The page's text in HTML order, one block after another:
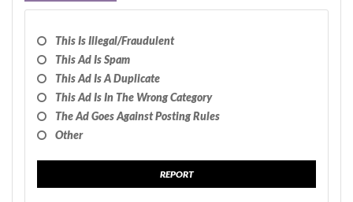
This Is Illegal/fraudulent
This Ad Is Spam
This Ad Is A Duplicate
This Ad Is In The Wrong Category
The Ad Goes Against Posting Rules
Other
REPORT